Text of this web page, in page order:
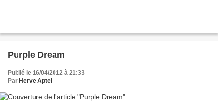
Purple Dream
Publié le 16/04/2012 à 21:33
Par Herve Aptel